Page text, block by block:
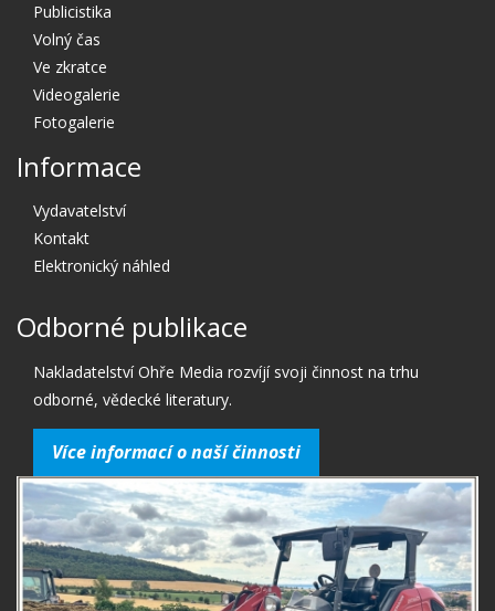
Publicistika
Volný čas
Ve zkratce
Videogalerie
Fotogalerie
Informace
Vydavatelství
Kontakt
Elektronický náhled
Odborné publikace
Nakladatelství Ohře Media rozvíjí svoji činnost na trhu
odborné, vědecké literatury.
Více informací o naší činnosti